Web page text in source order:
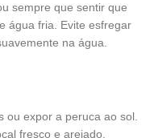
sempre que sentir que
água fria. Evite esfregar
na água.
ou expor a peruca ao sol.
fresco e arejado.